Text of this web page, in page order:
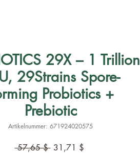
29X – 1 Trillion
29Strains Spore-
Probiotics +
Prebiotic
Artikelnummer: 671924020575
57,65 $ Standardpreis
31,71 $Sale-